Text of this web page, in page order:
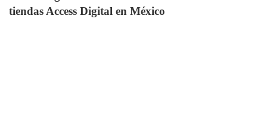
tiendas Access Digital en México